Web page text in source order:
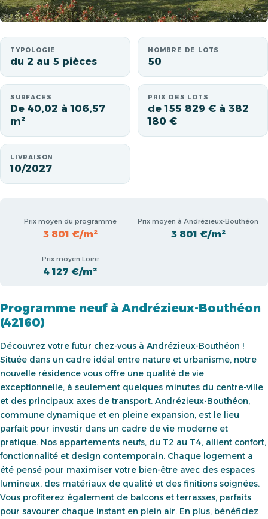
TYPOLOGIE
du 2 au 5 pièces
NOMBRE DE LOTS
50
SURFACES
De 40,02 à 106,57
m²
PRIX DES LOTS
de 155 829 € à 382
180 €
LIVRAISON
10/2027
Prix moyen du programme
3 801 €/m²
Prix moyen à Andrézieux-Bouthéon
3 801 €/m²
Prix moyen Loire
4 127 €/m²
Programme neuf à Andrézieux-Bouthéon
(42160)
Découvrez votre futur chez-vous à Andrézieux-Bouthéon !
Située dans un cadre idéal entre nature et urbanisme, notre
nouvelle résidence vous offre une qualité de vie
exceptionnelle, à seulement quelques minutes du centre-ville
et des principaux axes de transport. Andrézieux-Bouthéon,
commune dynamique et en pleine expansion, est le lieu
parfait pour investir dans un cadre de vie moderne et
pratique. Nos appartements neufs, du T2 au T4, allient confort,
fonctionnalité et design contemporain. Chaque logement a
été pensé pour maximiser votre bien-être avec des espaces
lumineux, des matériaux de qualité et des finitions soignées.
Vous profiterez également de balcons et terrasses, parfaits
pour savourer chaque instant en plein air. En plus, bénéficiez